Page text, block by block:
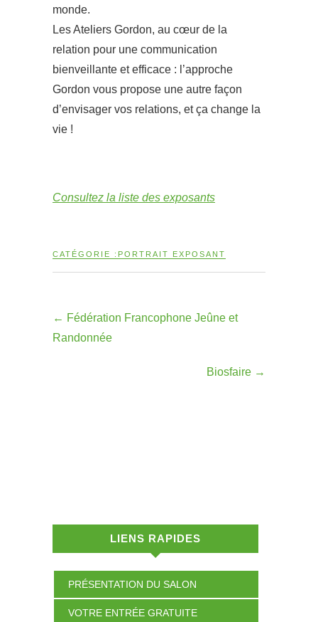
monde.
Les Ateliers Gordon, au cœur de la
relation pour une communication
bienveillante et efficace : l’approche
Gordon vous propose une autre façon
d’envisager vos relations, et ça change la
vie !
Consultez la liste des exposants
CATÉGORIE : PORTRAIT EXPOSANT
← Fédération Francophone Jeûne et
Randonnée
Biosfaire →
LIENS RAPIDES
PRÉSENTATION DU SALON
VOTRE ENTRÉE GRATUITE